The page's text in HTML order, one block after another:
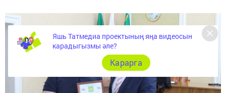
Яшь Татмедиа проектының яңа видеосын
карадыгызмы әле?
Карарга